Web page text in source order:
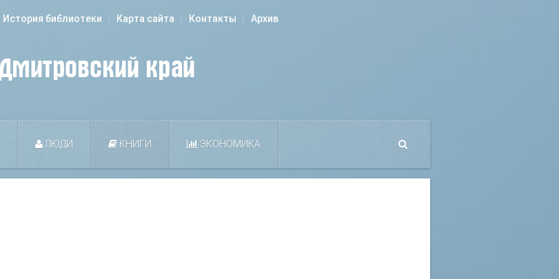
История библиотеки Карта сайта Контакты Архив
ЛЮДИ КНИГИ ЭКОНОМИКА